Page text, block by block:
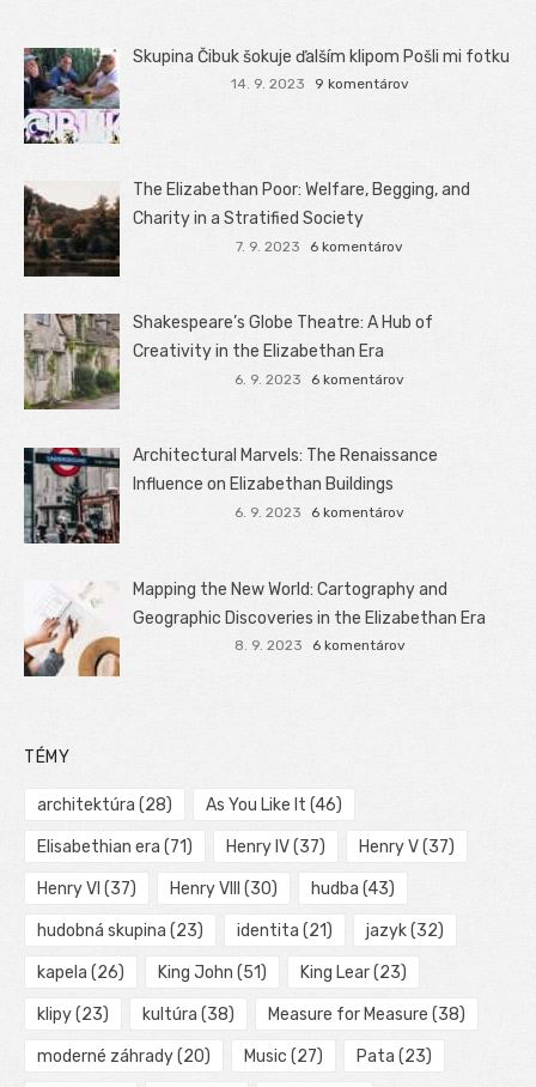
Skupina Čibuk šokuje ďalším klipom Pošli mi fotku
14. 9. 2023 9 komentárov
The Elizabethan Poor: Welfare, Begging, and
Charity in a Stratified Society
7. 9. 2023 6 komentárov
Shakespeare’s Globe Theatre: A Hub of
Creativity in the Elizabethan Era
6. 9. 2023 6 komentárov
Architectural Marvels: The Renaissance
Influence on Elizabethan Buildings
6. 9. 2023 6 komentárov
Mapping the New World: Cartography and
Geographic Discoveries in the Elizabethan Era
8. 9. 2023 6 komentárov
TÉMY
architektúra (28) As You Like It (46)
Elisabethian era (71) Henry IV(37) Henry V(37)
Henry VI (37) Henry VIII (30) hudba (43)
hudobná skupina (23) identita (21) jazyk(32)
kapela (26) King John (51) King Lear(23)
klipy(23) kultúra (38) Measure for Measure (38)
moderné záhrady(20) Music (27) Pata (23)